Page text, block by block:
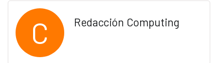
C Redacción Computing